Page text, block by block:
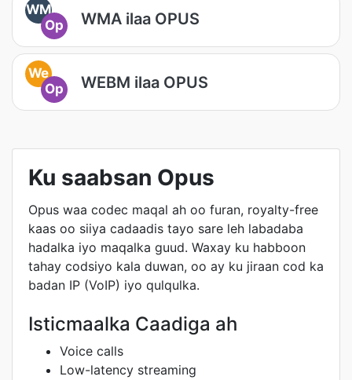
WM
Op
WMA ilaa OPUS
We
Op
WEBM ilaa OPUS
Ku saabsan Opus
Opus waa codec maqal ah oo furan, royalty-free
kaas oo siiya cadaadis tayo sare leh labadaba
hadalka iyo maqalka guud. Waxay ku habboon
tahay codsiyo kala duwan, oo ay ku jiraan cod ka
badan IP (VoIP) iyo qulqulka.
Isticmaalka Caadiga ah
Voice calls
Low-latency streaming